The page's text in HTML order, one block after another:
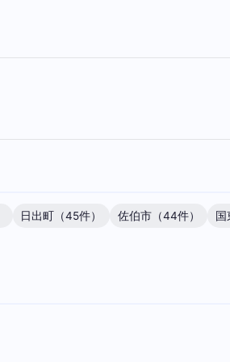
日出町（45件） 佐伯市（44件）
国